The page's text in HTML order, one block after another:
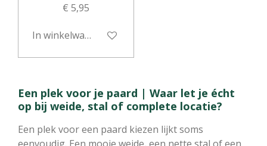
€ 5,95
In winkelwagen
Een plek voor je paard | Waar let je écht
op bij weide, stal of complete locatie?
Een plek voor een paard kiezen lijkt soms
eenvoudig. Een mooie weide, een nette stal of een